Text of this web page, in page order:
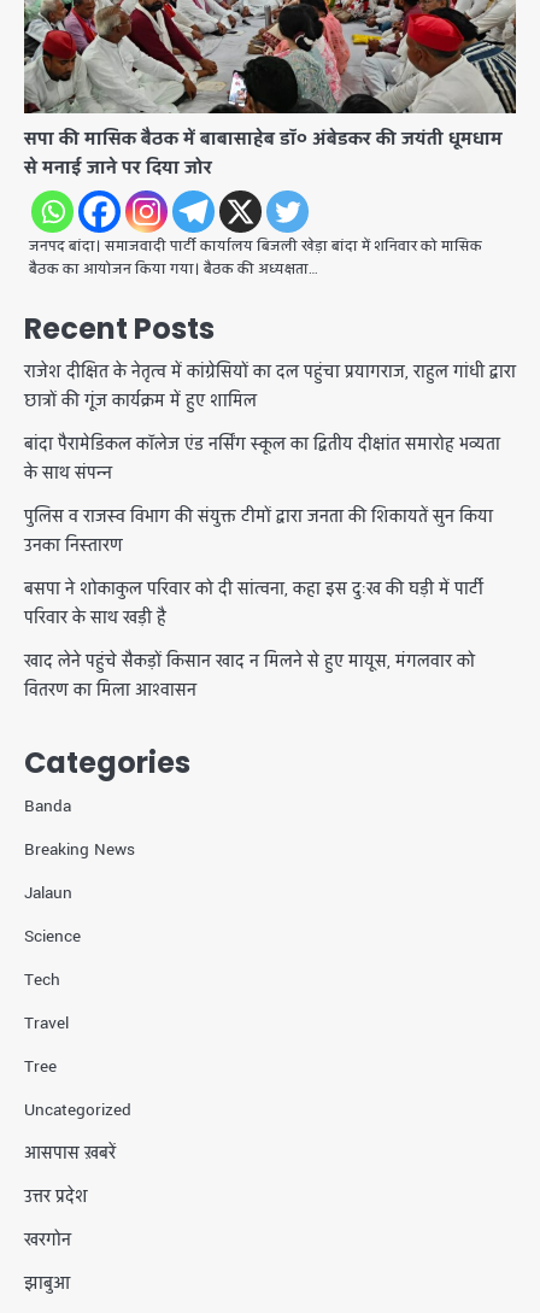
सपा की मासिक बैठक में बाबासाहेब डॉ० अंबेडकर की जयंती धूमधाम
से मनाई जाने पर दिया जोर
जनपद बांदा। समाजवादी पार्टी कार्यालय बिजली खेड़ा बांदा में शनिवार को मासिक
बैठक का आयोजन किया गया। बैठक की अध्यक्षता…
Recent Posts
राजेश दीक्षित के नेतृत्व में कांग्रेसियों का दल पहुंचा प्रयागराज, राहुल गांधी द्वारा
छात्रों की गूंज कार्यक्रम में हुए शामिल
बांदा पैरामेडिकल कॉलेज एंड नर्सिंग स्कूल का द्वितीय दीक्षांत समारोह भव्यता
के साथ संपन्न
पुलिस व राजस्व विभाग की संयुक्त टीमों द्वारा जनता की शिकायतें सुन किया
उनका निस्तारण
बसपा ने शोकाकुल परिवार को दी सांत्वना, कहा इस दुःख की घड़ी में पार्टी
परिवार के साथ खड़ी है
खाद लेने पहुंचे सैकड़ों किसान खाद न मिलने से हुए मायूस, मंगलवार को
वितरण का मिला आश्वासन
Categories
Banda
Breaking News
Jalaun
Science
Tech
Travel
Tree
Uncategorized
आसपास ख़बरें
उत्तर प्रदेश
खरगोन
झाबुआ